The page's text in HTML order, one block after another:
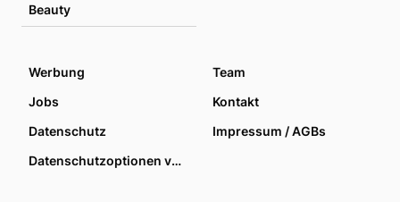
Beauty
Werbung
Team
Jobs
Kontakt
Datenschutz
Impressum / AGBs
Datenschutzoptionen verwalten